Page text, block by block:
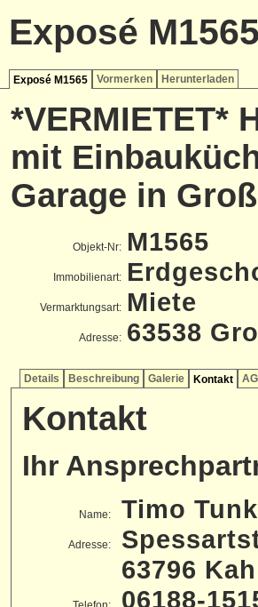
Exposé M1565
Exposé M1565 Vormerken Herunterladen
*VERMIETET*
mit
Garage in
Objekt-Nr: M1565
Immobilienart:
Vermarktungsart: Miete
Adresse: 63538
Details Beschreibung Galerie Kontakt
Kontakt
Ihr
Name: Timo
Adresse:
63796
06188-